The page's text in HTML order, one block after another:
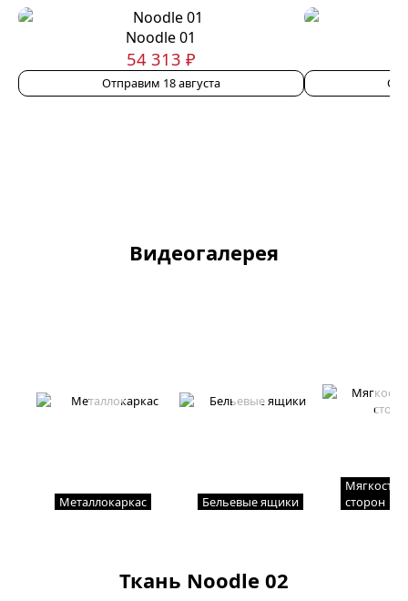
Noodle 01
54 313 ₽
Отправим 18 августа
Видеогалерея
Металлокаркас Бельевые ящики
Мягкость
сторон
Ткань Noodle 02